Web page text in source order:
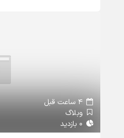
وبلاگ